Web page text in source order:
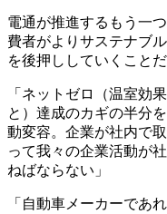
電通が推進するもう一
費者がよりサステナブ
を後押ししていくことだ
「ネットゼロ（温室効
と）達成のカギの半分
動変容。企業が社内で
って我々の企業活動が
ねばならない」
「自動車メーカーであ